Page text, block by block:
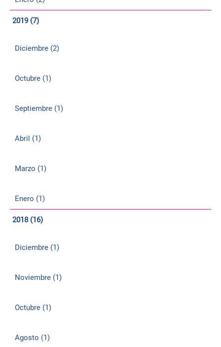
2019 (7)
Diciembre (2)
Octubre (1)
Septiembre (1)
Abril (1)
Marzo (1)
Enero (1)
2018 (16)
Diciembre (1)
Noviembre (1)
Octubre (1)
Agosto (1)